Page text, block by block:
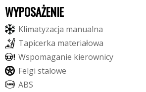
WYPOSAŻENIE
Klimatyzacja manualna
Tapicerka materiałowa
Wspomaganie kierownicy
Felgi stalowe
ABS